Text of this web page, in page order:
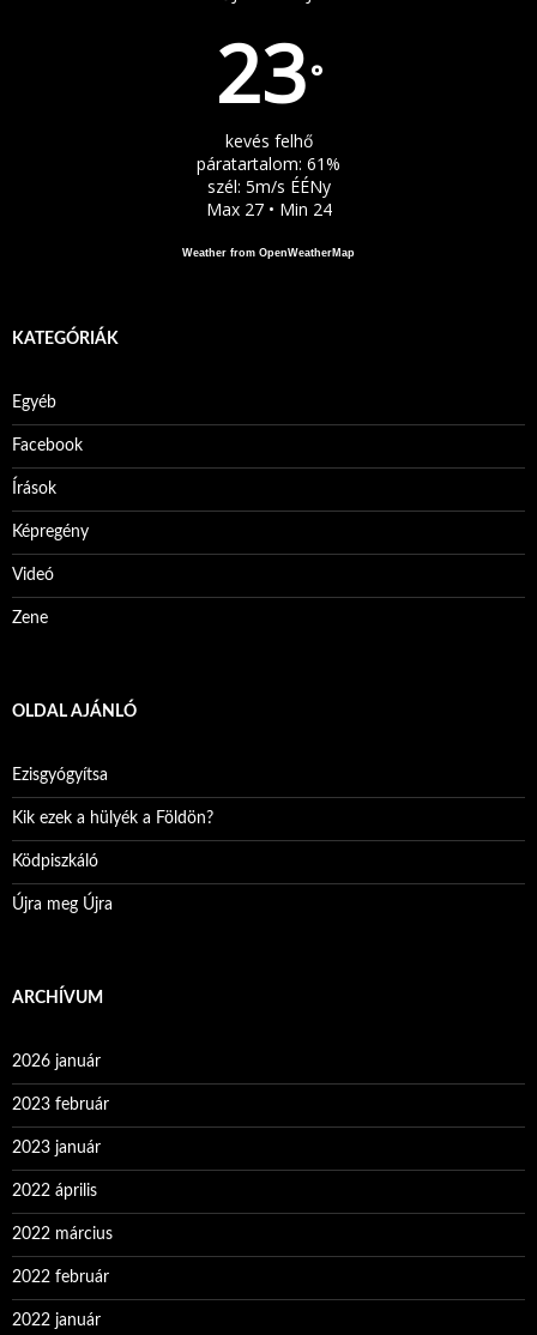
23°
kevés felhő
páratartalom: 61%
szél: 5m/s ÉÉNy
Max 27 • Min 24
Weather from OpenWeatherMap
KATEGÓRIÁK
Egyéb
Facebook
Írások
Képregény
Videó
Zene
OLDAL AJÁNLÓ
Ezisgyógyítsa
Kik ezek a hülyék a Földön?
Ködpiszkáló
Újra meg Újra
ARCHÍVUM
2026 január
2023 február
2023 január
2022 április
2022 március
2022 február
2022 január